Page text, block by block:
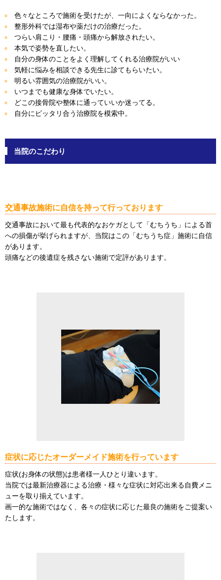
色々なところで施術を受けたが、一向によくならなかった。
整形外科では湿布や薬だけの治療だった。
つらい肩こり・腰痛・頭痛から解放されたい。
本気で姿勢を直したい。
自分の身体のことをよく理解してくれる治療院がいい
気軽に悩みを相談できる先生に診てもらいたい。
明るい雰囲気の治療院がいい。
いつまでも健康な身体でいたい。
どこの接骨院や整体に通っていいか迷ってる。
自分にピッタリ合う治療院を模索中。
当院のこだわり
交通事故施術に自信を持って行っております
交通事故において最も代表的なおケガとして「むちうち」による首
への損傷が挙げられますが、当院はこの「むちうち症」施術に自信
があります。
頭痛などの後遺症を残さない施術で定評があります。
症状に応じたオーダーメイド施術を行っています
症状(お身体の状態)は患者様一人ひとり違います。
当院では最新治療器による治療・様々な症状に対応出来る自費メニ
ューを取り揃えています。
画一的な施術ではなく、各々の症状に応じた最良の施術をご提案い
たします。